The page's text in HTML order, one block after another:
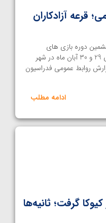
قرعه آزادکاران
دوره بازی های
همبستگی کشورهای اسلامی روزهای 29 و 30 آبان ماه در شهر
روابط عمومی فدراسیون
ادامه مطلب
کیوکا گرفت؛ ثانیه‌ها